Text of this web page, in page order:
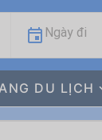
Ngày đi
DU LỊCH